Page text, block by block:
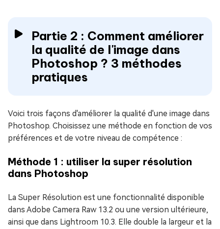
Partie 2 : Comment améliorer
la qualité de l'image dans
Photoshop ? 3 méthodes
pratiques
Voici trois façons d'améliorer la qualité d'une image dans
Photoshop. Choisissez une méthode en fonction de vos
préférences et de votre niveau de compétence :
Méthode 1 : utiliser la super résolution
dans Photoshop
La Super Résolution est une fonctionnalité disponible
dans Adobe Camera Raw 13.2 ou une version ultérieure,
ainsi que dans Lightroom 10.3. Elle double la largeur et la